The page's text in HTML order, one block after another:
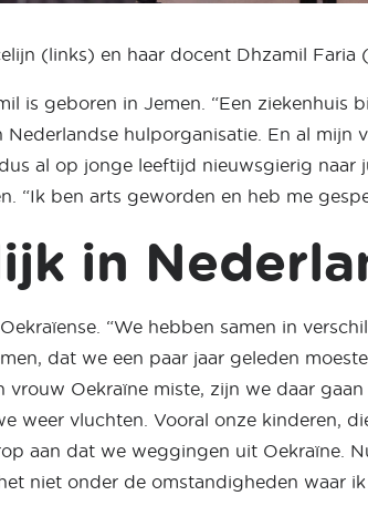
(links) en haar docent Dhzamil Faria
is geboren in Jemen. “Een ziekenhuis
hulporganisatie. En al mijn
al op jonge leeftijd nieuwsgierig naar
“Ik ben arts geworden en heb me
in
“We hebben samen in
dat we een paar jaar geleden
Oekraïne miste, zijn we daar
weer vluchten. Vooral onze kinderen,
aan dat we weggingen uit Oekraïne.
niet onder de omstandigheden waar